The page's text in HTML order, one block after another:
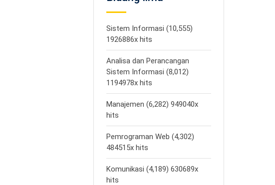
Sistem Informasi (10,555)
1926886x hits
Analisa dan Perancangan
Sistem Informasi (8,012)
1194978x hits
Manajemen (6,282) 949040x
hits
Pemrograman Web (4,302)
484515x hits
Komunikasi (4,189) 630689x
hits